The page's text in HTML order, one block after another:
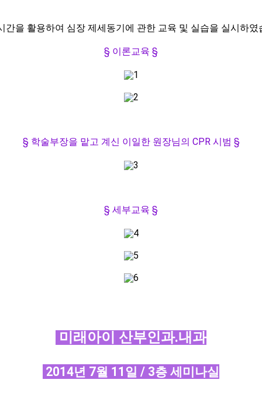
간을 활용하여 심장 제세동기에 관한 교육 및 실습을 실시하였
§ 이론교육 §
§ 학술부장을 맡고 계신 이일한 원장님의 CPR 시범 §
§ 세부교육 §
미래아이 산부인과.내과
2014년 7월 11일 / 3층 세미나실